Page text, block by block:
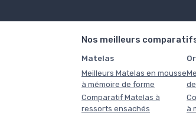
Nos meilleurs
Matelas
Meilleurs Matelas en mousse
à mémoire de forme
Comparatif Matelas à
ressorts ensachés
à